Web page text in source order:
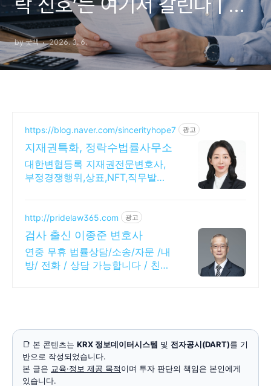
락 신호’는 여기서 갈린다 | 감
사·횡령·자본잠식 (2026)
by 굿백 2026. 3. 6.
https://blog.naver.com/sincerityhope7 광고
지재권특화, 정락수법률사무소
대한변협등록 지재권전문변호사,
부정경쟁행위,상표,NFT,직무발명,
http://pridelaw365.com 광고
검사 출신 이종준 변호사
연중 무휴 법률상담/소송/자문 /내
방/ 전화 / 상담 가능합니다 / 친절
📑 본 콘텐츠는 KRX 정보데이터시스템 및 전자공시(DART)를 기
반으로 작성되었습니다.
본 글은 교육·정보 제공 목적이며 투자 판단의 책임은 본인에게
있습니다.